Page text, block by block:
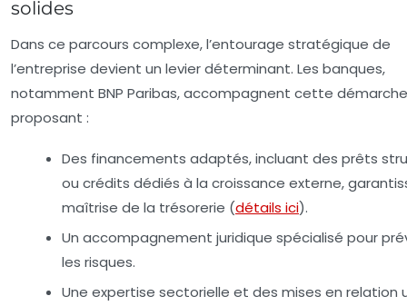
solides
Dans ce parcours complexe, l’entourage stratégique de
l’entreprise devient un levier déterminant. Les banques,
notamment BNP Paribas, accompagnent cette
proposant :
Des financements adaptés, incluant des prêts
ou crédits dédiés à la croissance externe,
maîtrise de la trésorerie (détails ici).
Un accompagnement juridique spécialisé pour
les risques.
Une expertise sectorielle et des mises en relation